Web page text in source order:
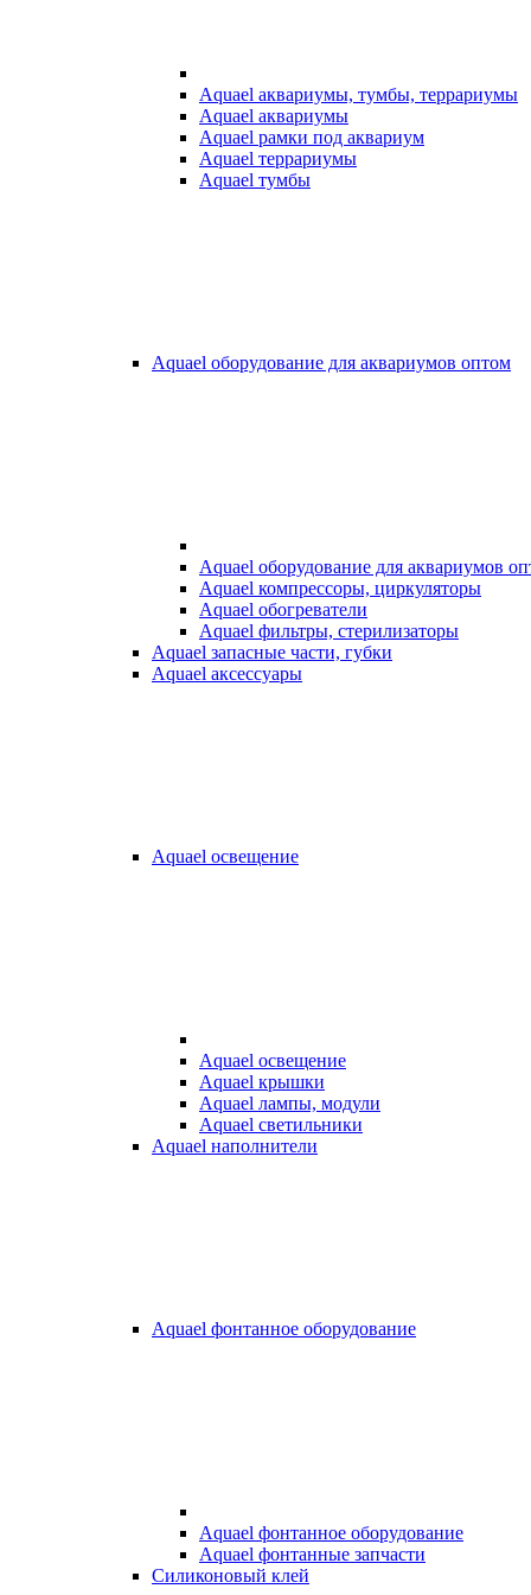
Aquael аквариумы, тумбы, террариумы
Aquael аквариумы
Aquael рамки под аквариум
Aquael террариумы
Aquael тумбы
Aquael оборудование для аквариумов оптом
Aquael оборудование для аквариумов
Aquael компрессоры, циркуляторы
Aquael обогреватели
Aquael фильтры, стерилизаторы
Aquael запасные части, губки
Aquael аксессуары
Aquael освещение
Aquael освещение
Aquael крышки
Aquael лампы, модули
Aquael светильники
Aquael наполнители
Aquael фонтанное оборудование
Aquael фонтанное оборудование
Aquael фонтанные запчасти
Силиконовый клей